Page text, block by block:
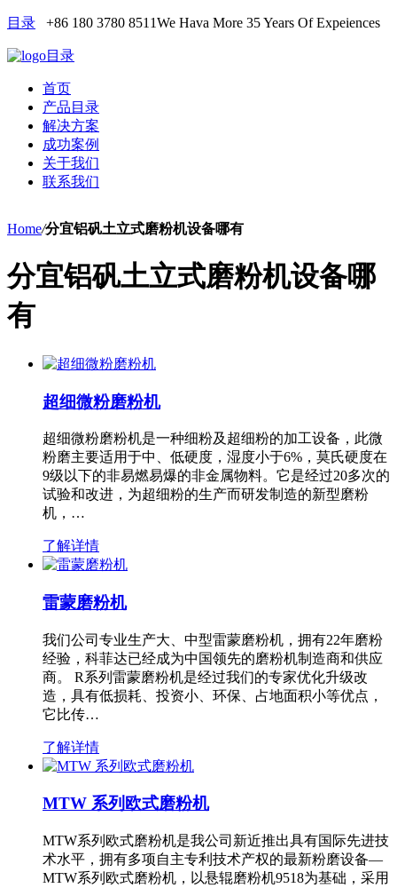
目录 +86 180 3780 8511We Hava More 35 Years Of Expeiences
目录
首页
产品目录
解决方案
成功案例
关于我们
联系我们
Home/分宜铝矾土立式磨粉机设备哪有
分宜铝矾土立式磨粉机设备哪
有
超细微粉磨粉机
超细微粉磨粉机是一种细粉及超细粉的加工设备，此微
粉磨主要适用于中、低硬度，湿度小于6%，莫氏硬度在
9级以下的非易燃易爆的非金属物料。它是经过20多次的
试验和改进，为超细粉的生产而研发制造的新型磨粉
机，…
了解详情
雷蒙磨粉机
我们公司专业生产大、中型雷蒙磨粉机，拥有22年磨粉
经验，科菲达已经成为中国领先的磨粉机制造商和供应
商。 R系列雷蒙磨粉机是经过我们的专家优化升级改
造，具有低损耗、投资小、环保、占地面积小等优点，
它比传…
了解详情
MTW 系列欧式磨粉机
MTW系列欧式磨粉机是我公司新近推出具有国际先进技
术水平，拥有多项自主专利技术产权的最新粉磨设备—
MTW系列欧式磨粉机，以悬辊磨粉机9518为基础，采用